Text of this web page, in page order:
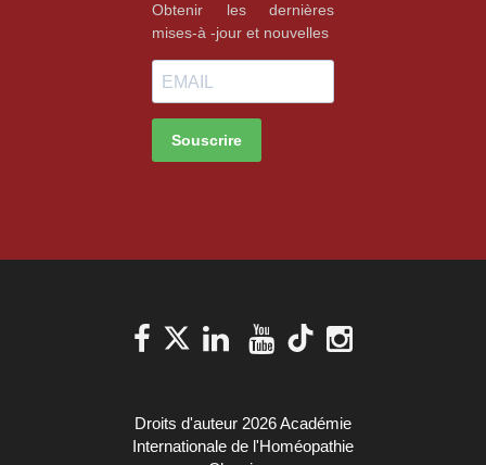
Obtenir les dernières
mises-à -jour et nouvelles
Souscrire
Droits d'auteur 2026 Académie
Internationale de l'Homéopathie